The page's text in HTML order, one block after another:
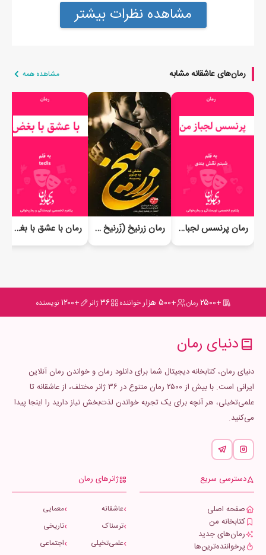
مشاهده نظرات بیشتر
رمان‌های عاشقانه مشابه مشاهده همه
رمان پرنسس لجباز من رمان زرنیخ (زَرنیخ - رِلگا) رمان با عشق با بغض
+۲۵۰۰ رمان +۵۰۰ هزار خواننده ۳۶ژانر +۱۲۰۰ نویسنده
دنیای رمان
دنیای رمان، کتابخانه دیجیتال شما برای دانلود رمان و خواندن رمان آنلاین
ایرانی است. با بیش از ۲۵۰۰ رمان متنوع در ۳۶ ژانر مختلف، از عاشقانه تا
علمی‌تخیلی، هر آنچه برای یک تجربه خواندن لذت‌بخش نیاز دارید را اینجا پیدا
می‌کنید.
دسترسی سریع
صفحه اصلی
کتابخانه من
رمان‌های جدید
پرخواننده‌ترین‌ها
ژانرهای رمان
عاشقانه
معمایی
ترسناک
تاریخی
علمی‌تخیلی
اجتماعی